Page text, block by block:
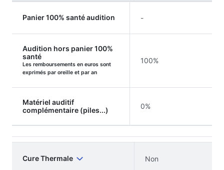
Panier 100% santé audition -
Audition hors panier 100%
santé
Les remboursements en euros sont
exprimés par oreille et par an
100%
Matériel auditif
complémentaire (piles...)
0%
Cure Thermale Non